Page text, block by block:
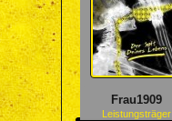
Frau1909
Leistungsträger